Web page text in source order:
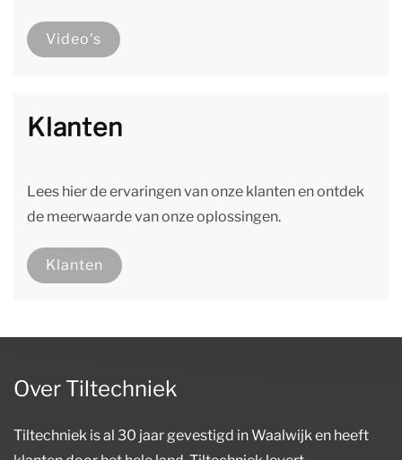
Video’s
Klanten
Lees hier de ervaringen van onze klanten en ontdek
de meerwaarde van onze oplossingen.
Klanten
Over Tiltechniek
Tiltechniek is al 30 jaar gevestigd in Waalwijk en heeft